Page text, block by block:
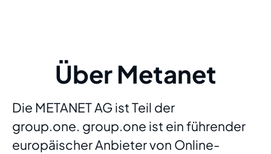
Über Metanet
Die METANET AG ist Teil der
group.one. group.one ist ein führender
europäischer Anbieter von Online-